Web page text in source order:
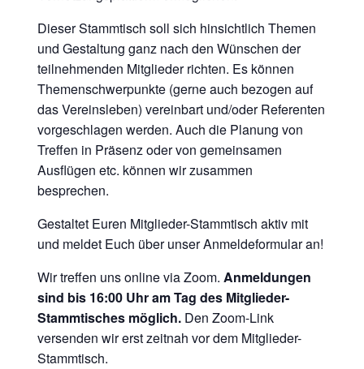
Dieser Stammtisch soll sich hinsichtlich Themen
und Gestaltung ganz nach den Wünschen der
teilnehmenden Mitglieder richten. Es können
Themenschwerpunkte (gerne auch bezogen auf
das Vereinsleben) vereinbart und/oder Referenten
vorgeschlagen werden. Auch die Planung von
Treffen in Präsenz oder von gemeinsamen
Ausflügen etc. können wir zusammen
besprechen.
Gestaltet Euren Mitglieder-Stammtisch aktiv mit
und meldet Euch über unser Anmeldeformular an!
Wir treffen uns online via Zoom.Anmeldungen
sind bis 16:00 Uhr am Tag des Mitglieder-
Stammtisches möglich. Den Zoom-Link
versenden wir erst zeitnah vor dem Mitglieder-
Stammtisch.